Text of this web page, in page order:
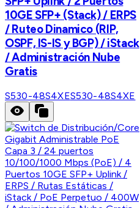
10GE SFP+ (Stack) / ERPS
/ Ruteo Dinamico (RIP,
OSPF, IS-IS y BGP) / iStack
/ Administración Nube
Gratis
S530-48S4XES530-48S4XE